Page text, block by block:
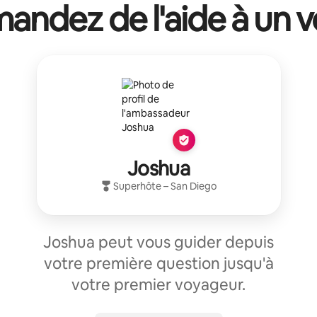
de l'aide à un
Joshua
Superhôte–San Diego
Joshua peut vous guider depuis
votre première question jusqu'à
votre premier voyageur.